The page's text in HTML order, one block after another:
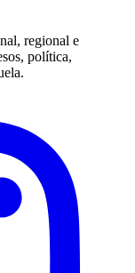
regional e
política,